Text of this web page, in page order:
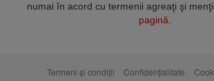
numai în acord cu termenii agreaţi şi
pagină
Termeni și condiții Confidențialitate